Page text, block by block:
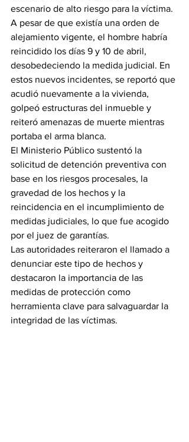
escenario de alto riesgo para la víctima.
A pesar de que existía una orden de
alejamiento vigente, el hombre habría
reincidido los días 9 y 10 de abril,
desobedeciendo la medida judicial. En
estos nuevos incidentes, se reportó que
acudió nuevamente a la vivienda,
golpeó estructuras del inmueble y
reiteró amenazas de muerte mientras
portaba el arma blanca.
El Ministerio Público sustentó la
solicitud de detención preventiva con
base en los riesgos procesales, la
gravedad de los hechos y la
reincidencia en el incumplimiento de
medidas judiciales, lo que fue acogido
por el juez de garantías.
Las autoridades reiteraron el llamado a
denunciar este tipo de hechos y
destacaron la importancia de las
medidas de protección como
herramienta clave para salvaguardar la
integridad de las víctimas.